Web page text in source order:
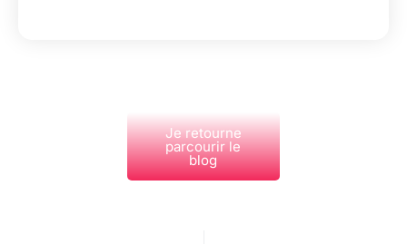
Je retourne
parcourir le
blog